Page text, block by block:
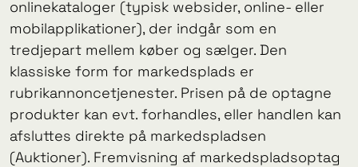
onlinekataloger (typisk websider, online- eller
mobilapplikationer), der indgår som en
tredjepart mellem køber og sælger. Den
klassiske form for markedsplads er
rubrikannoncetjenester. Prisen på de optagne
produkter kan evt. forhandles, eller handlen kan
afsluttes direkte på markedspladsen
(Auktioner). Fremvisning af markedspladsoptag